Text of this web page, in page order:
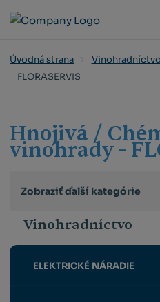
Úvodná strana Vinohradníctvo
FLORASERVIS
Hnojivá /
vinohrady -
Zobraziť ďalší kategórie
Vinohradníctvo
ELEKTRICKÉ NÁRADIE